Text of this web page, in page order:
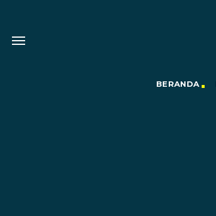
BERANDA